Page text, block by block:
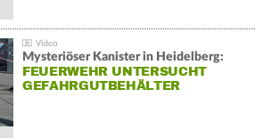
Mysteriöser Kanister in Heidelberg:
FEUERWEHR UNTERSUCHT
GEFAHRGUTBEHÄLTER